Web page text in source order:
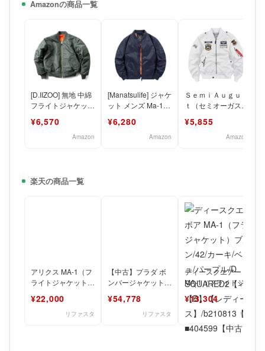
Amazonの商品一覧
[D.IIZOO] 無地 中綿
フライトジャケット
ット
¥6,570
Amazon
[Manatsulife] ジャケ
ット メンズ Ma-1
¥6,280
Amazon
ＳｅｍｉＡｕｇｕｓ
ｔ（セミオーガス
ミリタリー フライ
¥5,855
Amazon
楽天の商品一覧
アリクス MA-1（フ
ライトジャケット）
ー/L/ブラック/10
¥22,000
リファスタ
【中古】プラダ ボンバージ
ャケット・MA-1（フライト
¥54,778
リファスタ
ディースクエ
MA-1（フライ
¥13,304